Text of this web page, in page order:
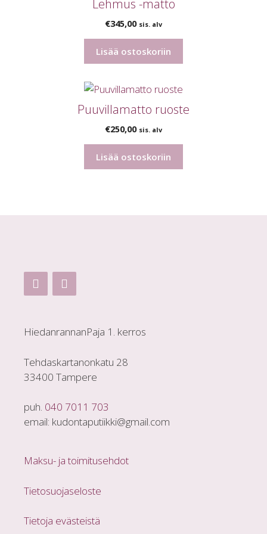
Lehmus -matto
€345,00 sis. alv
Lisää ostoskoriin
Puuvillamatto ruoste
€250,00 sis. alv
Lisää ostoskoriin
HiedanrannanPaja 1. kerros
Tehdaskartanonkatu 28
33400 Tampere
puh. 040 7011 703
email: kudontaputiikki@gmail.com
Maksu- ja toimitusehdot
Tietosuojaseloste
Tietoja evästeistä